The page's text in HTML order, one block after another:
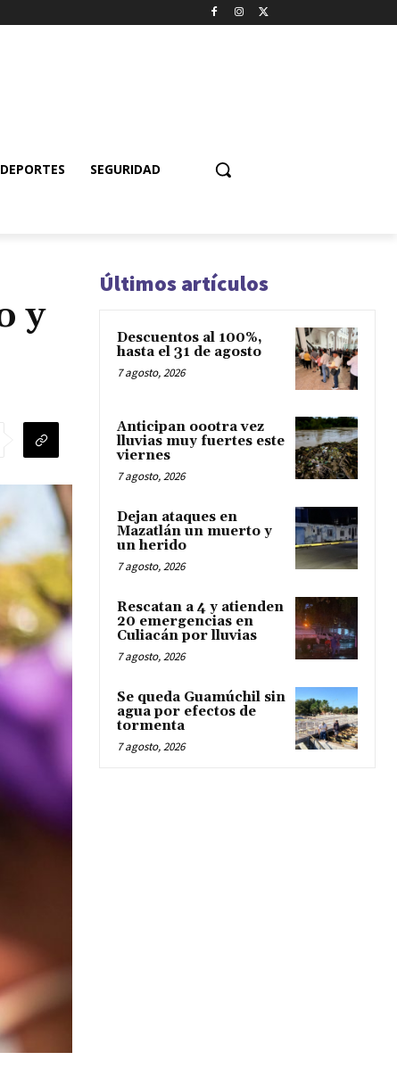
DEPORTES SEGURIDAD
y
Últimos artículos
Descuentos al 100%,
hasta el 31 de agosto
7 agosto, 2026
Anticipan oootra vez
lluvias muy fuertes este
viernes
7 agosto, 2026
Dejan ataques en
Mazatlán un muerto y
un herido
7 agosto, 2026
Rescatan a 4 y atienden
20 emergencias en
Culiacán por lluvias
7 agosto, 2026
Se queda Guamúchil sin
agua por efectos de
tormenta
7 agosto, 2026